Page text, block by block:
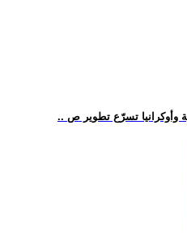
وأوكرانيا تسرّع تطوير ص